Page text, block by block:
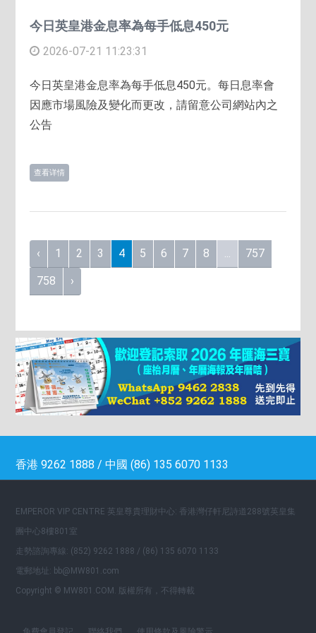
今日英皇港金息率為每手低息450元
2026-07-21 11:23:31
今日英皇港金息率為每手低息450元。每日息率會
因應市場風險及變化而更改，請留意公司網站內之
公告
查看详情
‹ 1 2 3 4 5 6 7 8 ... 757
758 ›
香港 9262 1888 / 中國 (86) 135 6070 1133
EMPEROR VIP CENTRE 英皇尊貴理財中心: 香港灣仔軒尼詩道288號英皇集
團中心8樓801室
走勢諮詢專線: (852) 9262 1888 / (86) 135 6070 1133
電郵地址: bb@MW801.com
Copyright © MW801.COM. 版權所有，不得轉載